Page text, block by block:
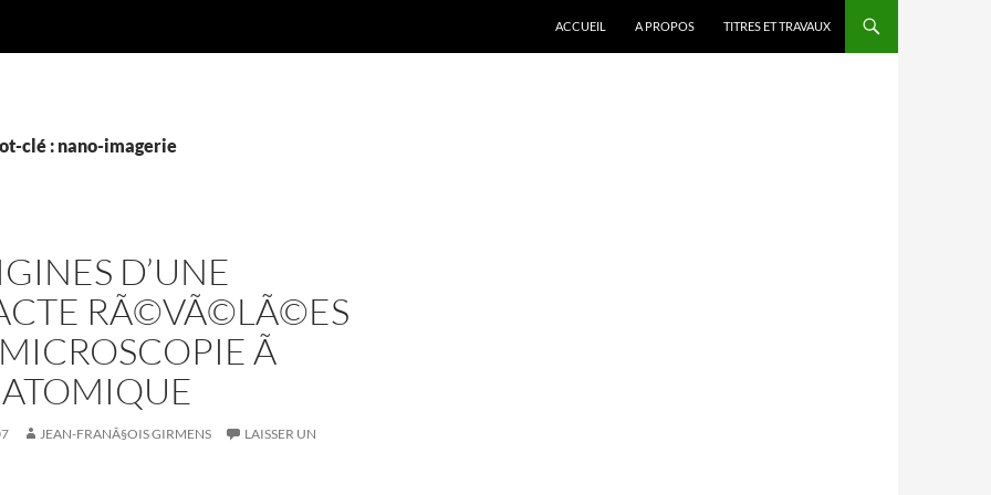
ACCUEIL A PROPOS TITRES ET TRAVAUX
clé : nano-imagerie
D’UNE
RÃ©VÃ©LÃ©ES
Ã
JEAN-FRANÃ§OIS GIRMENS
LAISSER UN